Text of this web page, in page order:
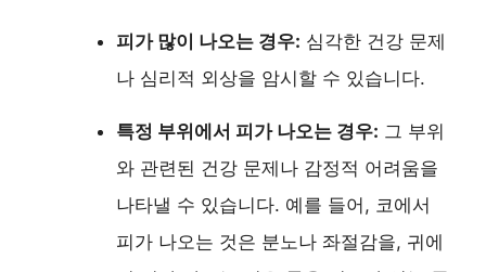
피가 많이 나오는 경우: 심각한 건강 문제
나 심리적 외상을 암시할 수 있습니다.
특정 부위에서 피가 나오는 경우: 그 부위
와 관련된 건강 문제나 감정적 어려움을
나타낼 수 있습니다. 예를 들어, 코에서
피가 나오는 것은 분노나 좌절감을, 귀에